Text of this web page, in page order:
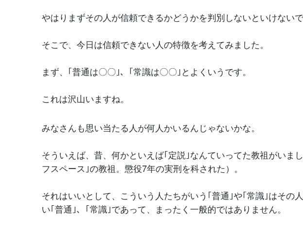
やはりまずその人が信頼できるかどうかを判別しないといけないで
そこで、今日は信頼できない人の特徴を考えてみました。
まず、｢普通は〇〇｣、｢常識は〇〇｣とよくいうです。
これは沢山いますね。
みなさんも思い当たる人が何人かいるんじゃないかな。
そういえば、昔、何かといえば｢定説｣なんていってた教祖がいま
フスペース｣の教祖。懲役7年の実刑を科された）。
それはいいとして、こういう人たちがいう｢普通｣や｢常識｣はその
い｢普通｣、｢常識｣であって、まったく一般的ではありません。